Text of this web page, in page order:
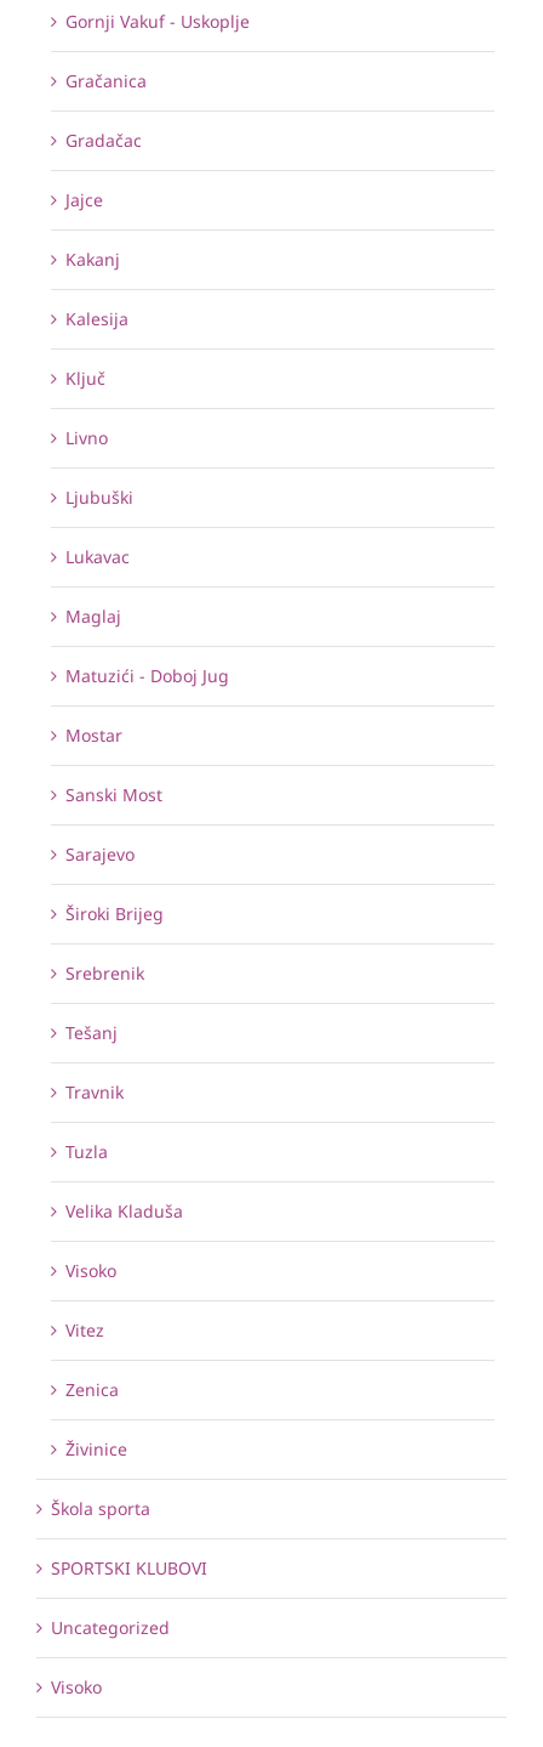
Gornji Vakuf - Uskoplje
Gračanica
Gradačac
Jajce
Kakanj
Kalesija
Ključ
Livno
Ljubuški
Lukavac
Maglaj
Matuzići - Doboj Jug
Mostar
Sanski Most
Sarajevo
Široki Brijeg
Srebrenik
Tešanj
Travnik
Tuzla
Velika Kladuša
Visoko
Vitez
Zenica
Živinice
Škola sporta
SPORTSKI KLUBOVI
Uncategorized
Visoko